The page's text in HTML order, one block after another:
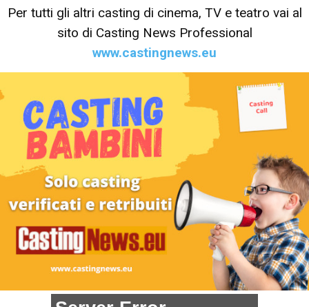
Per tutti gli altri casting di cinema, TV e teatro vai al
sito di Casting News Professional
www.castingnews.eu